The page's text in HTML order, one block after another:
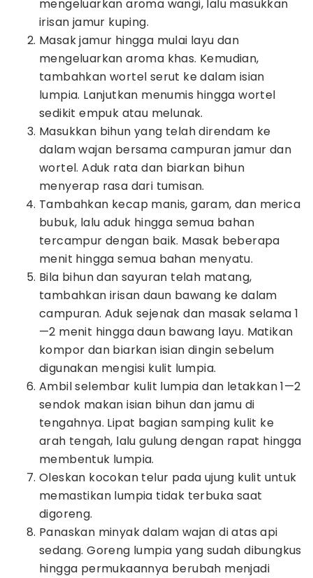
mengeluarkan aroma wangi, lalu masukkan
irisan jamur kuping.
Masak jamur hingga mulai layu dan
mengeluarkan aroma khas. Kemudian,
tambahkan wortel serut ke dalam isian
lumpia. Lanjutkan menumis hingga wortel
sedikit empuk atau melunak.
Masukkan bihun yang telah direndam ke
dalam wajan bersama campuran jamur dan
wortel. Aduk rata dan biarkan bihun
menyerap rasa dari tumisan.
Tambahkan kecap manis, garam, dan merica
bubuk, lalu aduk hingga semua bahan
tercampur dengan baik. Masak beberapa
menit hingga semua bahan menyatu.
Bila bihun dan sayuran telah matang,
tambahkan irisan daun bawang ke dalam
campuran. Aduk sejenak dan masak selama 1
—2 menit hingga daun bawang layu. Matikan
kompor dan biarkan isian dingin sebelum
digunakan mengisi kulit lumpia.
Ambil selembar kulit lumpia dan letakkan 1—2
sendok makan isian bihun dan jamu di
tengahnya. Lipat bagian samping kulit ke
arah tengah, lalu gulung dengan rapat hingga
membentuk lumpia.
Oleskan kocokan telur pada ujung kulit untuk
memastikan lumpia tidak terbuka saat
digoreng.
Panaskan minyak dalam wajan di atas api
sedang. Goreng lumpia yang sudah dibungkus
hingga permukaannya berubah menjadi